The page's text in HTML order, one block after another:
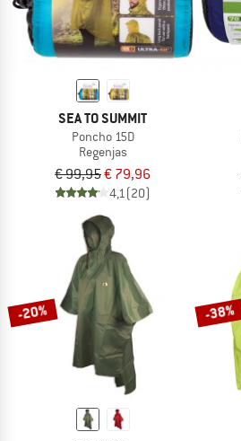
SEA TO SUMMIT
Poncho 15D
Regenjas
€ 99,95€ 79,96
4,1(20)
-20% -38%